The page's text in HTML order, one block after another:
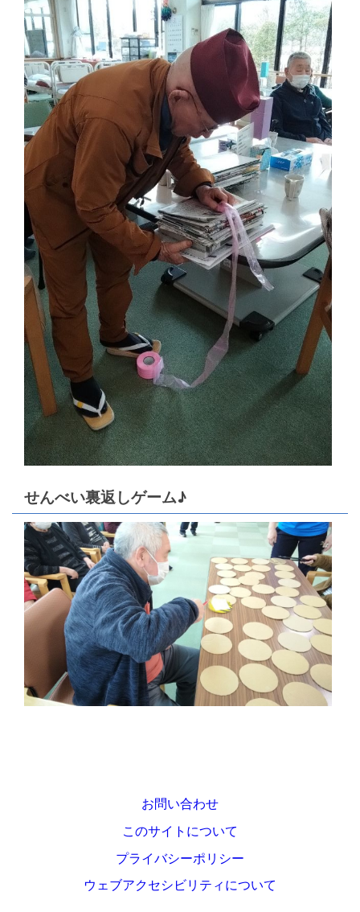
せんべい裏返しゲーム♪
お問い合わせ
このサイトについて
プライバシーポリシー
ウェブアクセシビリティについて